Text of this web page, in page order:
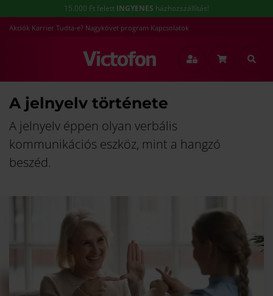
15.000 Ft felett INGYENES házhozszállítás!
Akciók Karrier Tudta-e? Nagykövet program Kapcsolatok
A jelnyelv története
A jelnyelv éppen olyan verbális
kommunikációs eszköz, mint a hangzó
beszéd.